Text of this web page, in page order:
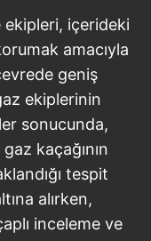
ekipleri, içerideki
amacıyla
geniş
ekiplerinin
sonucunda,
kaçağının
tespit
alırken,
inceleme ve